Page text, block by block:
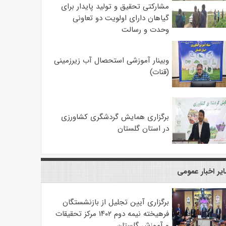
مشارکتی تحقیق و تولید پایدار برای
گیاهان دارای اولویت دو تعاونی
وحدت و رسالت
وبینار آموزشی استحصال آب زیرزمینی
(قنات)
برگزاری همایش گردشگری کشاورزی
در استان گلستان
اخبار عمومی
برگزاری آیین تجلیل از بازنشستگان
فرهیخته نیمه دوم ۱۴۰۲ مرکز تحقیقات